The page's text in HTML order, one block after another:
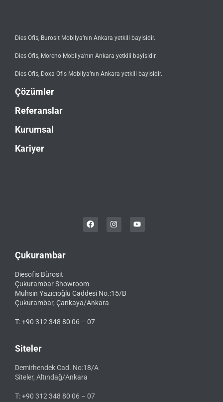
Dies Ofis, Burosit Mobilya’nın Ankara yetkili bayisidir.
Dies Ofis, Moreno Mobilya’nın Ankara yetkili bayisidir.
Dies Ofis, Doxa Ofis Mobilya’nın Ankara yetkili bayisidir.
Çözümler
Referanslar
Kurumsal
Kariyer
Çukurambar
Diesofis Bürosit
Çukurambar Showroom
Muhsin Yazıcıoğlu Caddesi No.:15/B
Çukurambar, Çankaya/Ankara
T: +90 312 348 80 06 – 07
Siteler
Demirhendek Cad. No:18/A
Siteler, Altındağ/Ankara
T: +90 312 348 80 06 – 07